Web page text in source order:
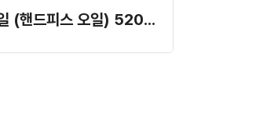
닥터 오일 (핸드피스 오일) 520ml